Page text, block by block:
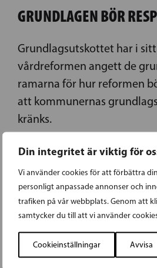
Din integritet är viktig för
Vi använder cookies för att förbättra
personligt anpassade annonser och
trafiken på vår webbplats. Genom att
samtycker du till att vi använder
Cookieinställningar Avvisa
GRUNDLAGEN BÖR
Grundlagsutskottet har i
vårdreformen angett de
ramarna för hur reformen
att kommunernas
kränks.
LÄS FÖREGÅENDE
25.02.2015
KLIMATPOLITIKEN MER
MILJÖFRÅGA